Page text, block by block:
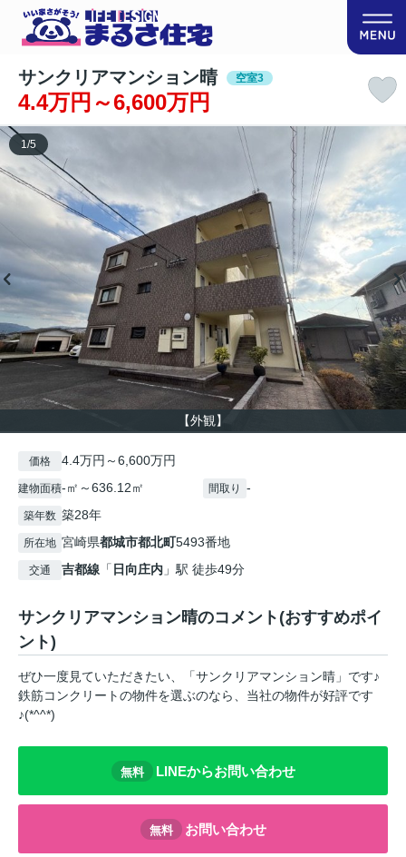
サンクリアマンション晴 空室3
4.4万円～6,600万円
【外観】
1/5
価格 4.4万円～6,600万円
建物面積-㎡～636.12㎡ 間取り -
築年数 築28年
所在地 宮崎県都城市都北町5493番地
交通 吉都線 「 日向庄内 」駅 徒歩49分
サンクリアマンション晴のコメント(おすすめポイ
ント)
ぜひ一度見ていただきたい、「サンクリアマンション晴」です♪
鉄筋コンクリートの物件を選ぶのなら、当社の物件が好評です
♪(*^^*)
無料 LINEからお問い合わせ
無料 お問い合わせ